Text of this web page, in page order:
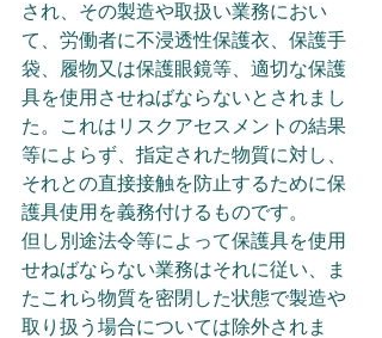
され、その製造や取扱い業務におい
て、労働者に不浸透性保護衣、保護手
袋、履物又は保護眼鏡等、適切な保護
具を使用させねばならないとされまし
た。これはリスクアセスメントの結果
等によらず、指定された物質に対し、
それとの直接接触を防止するために保
護具使用を義務付けるものです。
但し別途法令等によって保護具を使用
せねばならない業務はそれに従い、ま
たこれら物質を密閉した状態で製造や
取り扱う場合については除外されま